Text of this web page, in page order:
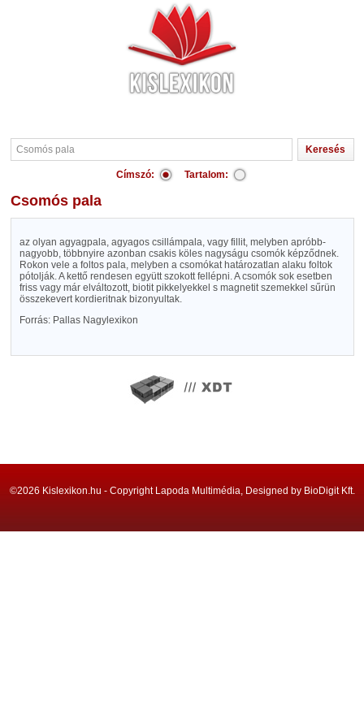
Címszó: Tartalom:
Csomós pala
az olyan agyagpala, agyagos csillámpala, vagy fillit, melyben apróbb-
nagyobb, többnyire azonban csakis köles nagyságu csomók képződnek.
Rokon vele a foltos pala, melyben a csomókat határozatlan alaku foltok
pótolják. A kettő rendesen együtt szokott fellépni. A csomók sok esetben
friss vagy már elváltozott, biotit pikkelyekkel s magnetit szemekkel sűrün
összekevert kordieritnak bizonyultak.
Forrás: Pallas Nagylexikon
©2026 Kislexikon.hu - Copyright Lapoda Multimédia, Designed by BioDigit Kft.